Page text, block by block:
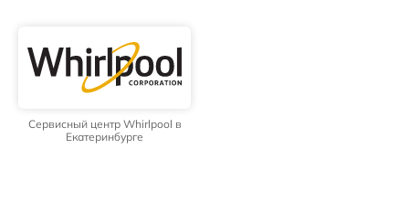
Сервисный центр Whirlpool в
Екатеринбурге